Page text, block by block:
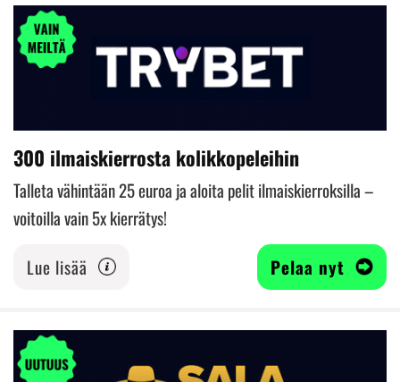
300 ilmaiskierrosta kolikkopeleihin
Talleta vähintään 25 euroa ja aloita pelit ilmaiskierroksilla –
voitoilla vain 5x kierrätys!
Lue lisää
Pelaa nyt